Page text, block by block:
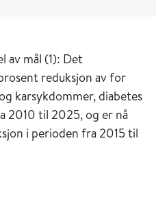
av mål (1): Det
reduksjon av for
karsykdommer, diabetes
2010 til 2025, og er nå
i perioden fra 2015 til